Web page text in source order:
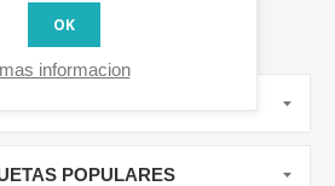
POPULARES
OK
mas informacion